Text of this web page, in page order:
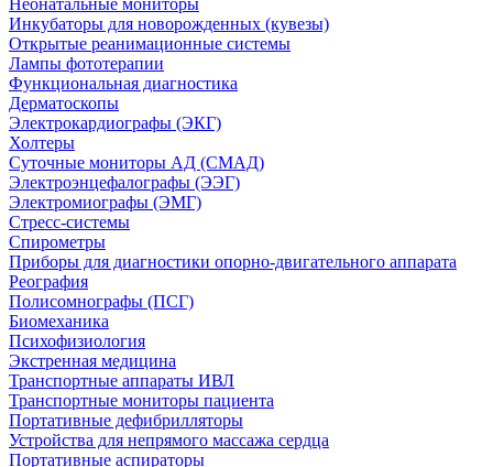
Неонатальные мониторы
Инкубаторы для новорожденных (кувезы)
Открытые реанимационные системы
Лампы фототерапии
Функциональная диагностика
Дерматоскопы
Электрокардиографы (ЭКГ)
Холтеры
Суточные мониторы АД (СМАД)
Электроэнцефалографы (ЭЭГ)
Электромиографы (ЭМГ)
Стресс-системы
Спирометры
Приборы для диагностики опорно-двигательного аппарата
Реография
Полисомнографы (ПСГ)
Биомеханика
Психофизиология
Экстренная медицина
Транспортные аппараты ИВЛ
Транспортные мониторы пациента
Портативные дефибрилляторы
Устройства для непрямого массажа сердца
Портативные аспираторы